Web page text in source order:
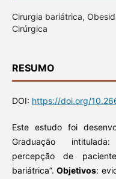
Cirurgia bariátrica,
Cirúrgica
RESUMO
DOI: https://doi.org/
Este estudo foi
Graduação
percepção de
bariátrica”.Objetivos: